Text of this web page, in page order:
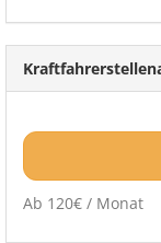
Ab 120€ / Monat